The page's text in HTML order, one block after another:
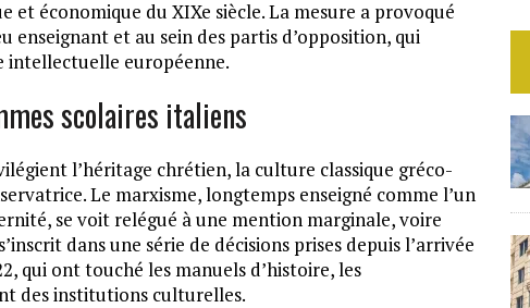
économique du XIXe siècle. La mesure a provoqué
enseignant et au sein des partis d’opposition, qui
intellectuelle européenne.
scolaires italiens
l’héritage chrétien, la culture classique gréco-
Le marxisme, longtemps enseigné comme l’un
se voit relégué à une mention marginale, voire
dans une série de décisions prises depuis l’arrivée
qui ont touché les manuels d’histoire, les
des institutions culturelles.